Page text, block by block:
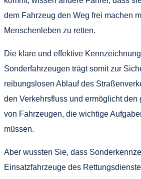
dem Fahrzeug den Weg frei machen
Menschenleben zu retten.
Die klare und effektive
Sonderfahrzeugen trägt somit zur
reibungslosen Ablauf des
den Verkehrsfluss und ermöglicht den
von Fahrzeugen, die wichtige
müssen.
Aber wussten Sie, dass
Einsatzfahrzeuge des